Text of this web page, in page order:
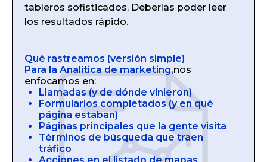
tableros sofisticados. Deberías poder leer
los resultados rápido.
Qué rastreamos (versión simple)
Para la Analítica de marketing,nos
enfocamos en:
Llamadas (y de dónde vinieron)
Formularios completados (y en qué
página estaban)
Páginas principales que la gente visita
Términos de búsqueda que traen
tráfico